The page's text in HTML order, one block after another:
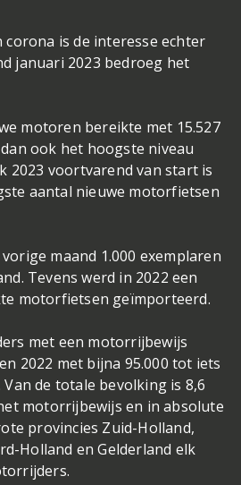
corona is de interesse echter
januari 2023 bedroeg het
motoren bereikte met 15.527
ook het hoogste niveau
2023 voortvarend van start is
aantal nieuwe motorfietsen
maand 1.000 exemplaren
Tevens werd in 2022 een
motorfietsen geïmporteerd.
met een motorrijbewijs
2022 met bijna 95.000 tot iets
de totale bevolking is 8,6
motorrijbewijs en in absolute
provincies Zuid-Holland,
Holland en Gelderland elk